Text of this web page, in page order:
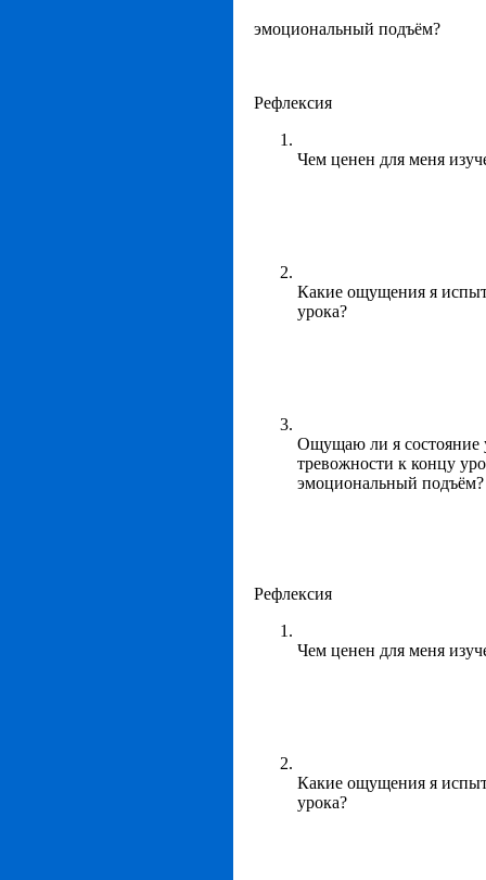
эмоциональный подъём?
Рефлексия
Чем ценен для меня
Какие ощущения я
урока?
Ощущаю ли я состояние
тревожности к концу
эмоциональный подъём?
Рефлексия
Чем ценен для меня
Какие ощущения я
урока?